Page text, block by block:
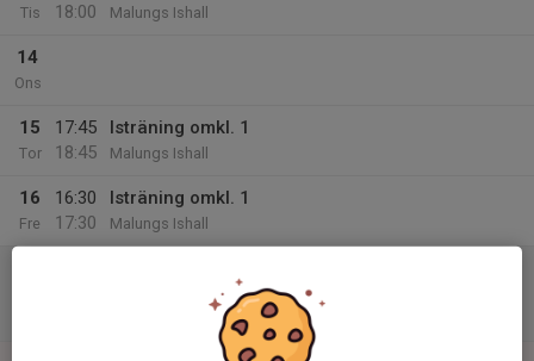
Tis
18:00
Malungs Ishall
14
Ons
15
Tor
17:45
18:45
Isträning omkl. 1
Malungs Ishall
16
Fre
16:30
17:30
Isträning omkl. 1
Malungs Ishall